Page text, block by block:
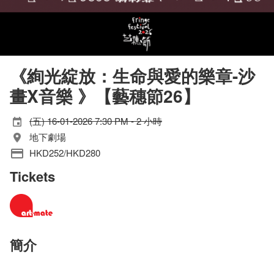
《絢光綻放：生命與愛的樂章-沙
畫X音樂 》【藝穗節26】
(五) 16-01-2026 7:30 PM - 2 小時
地下劇場
HKD252/HKD280
Tickets
簡介